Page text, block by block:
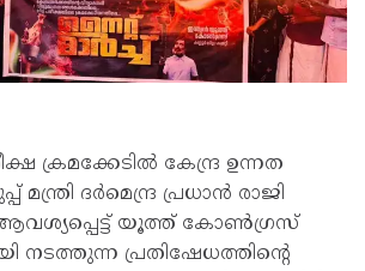
ക്രമക്കേടിൽ കേന്ദ്ര ഉന്നത
മന്ത്രി ദർമെന്ദ്ര പ്രധാൻ രാജി
യൂത്ത് കോൺഗ്രസ്‌
നടത്തുന്ന പ്രതിഷേധത്തിന്റെ